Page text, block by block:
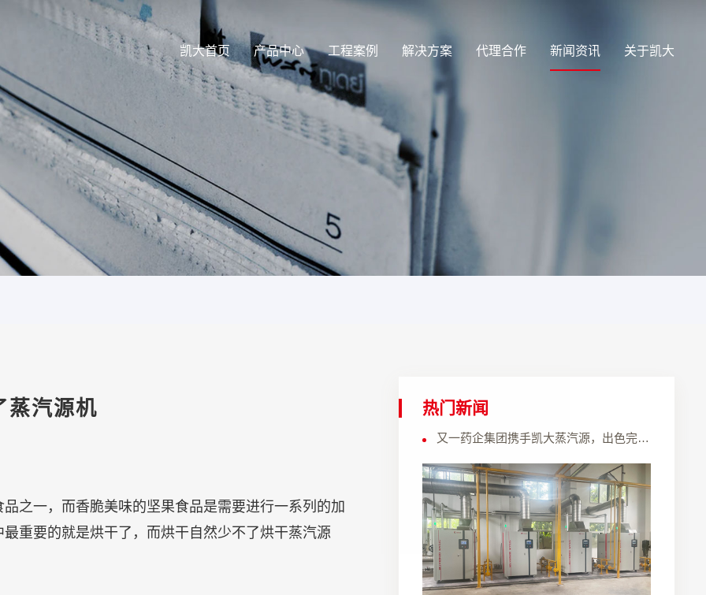
凯大首页 产品中心 工程案例 解决方案 代理合作 新闻资讯 关于凯大
蒸汽源机
之一，而香脆美味的坚果食品是需要进行一系列的加
重要的就是烘干了，而烘干自然少不了烘干蒸汽源
热门新闻
又一药企集团携手凯大蒸汽源，出色完成锅炉节能环保改造